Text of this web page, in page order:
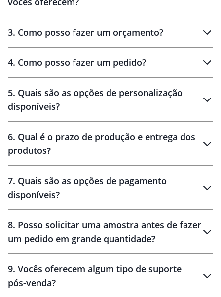
personalizados
3. Como posso fazer um orçamento?
brinde
personalização
4. Como posso fazer um pedido?
amostra virtual
5. Quais são as opções de personalização
disponíveis?
6. Qual é o prazo de produção e entrega dos
produtos?
10 dias
brinde
48 horas
7. Quais são as opções de pagamento
disponíveis?
8. Posso solicitar uma amostra antes de fazer
um pedido em grande quantidade?
9. Vocês oferecem algum tipo de suporte
pós-venda?